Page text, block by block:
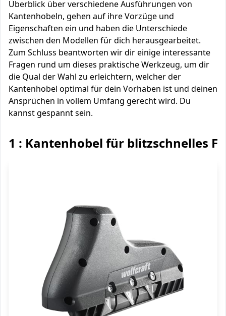
Überblick über verschiedene Ausführungen von
Kantenhobeln, gehen auf ihre Vorzüge und
Eigenschaften ein und haben die Unterschiede
zwischen den Modellen für dich herausgearbeitet.
Zum Schluss beantworten wir dir einige interessante
Fragen rund um dieses praktische Werkzeug, um dir
die Qual der Wahl zu erleichtern, welcher der
Kantenhobel optimal für dein Vorhaben ist und deinen
Ansprüchen in vollem Umfang gerecht wird. Du
kannst gespannt sein.
1 : Kantenhobel für blitzschnelles